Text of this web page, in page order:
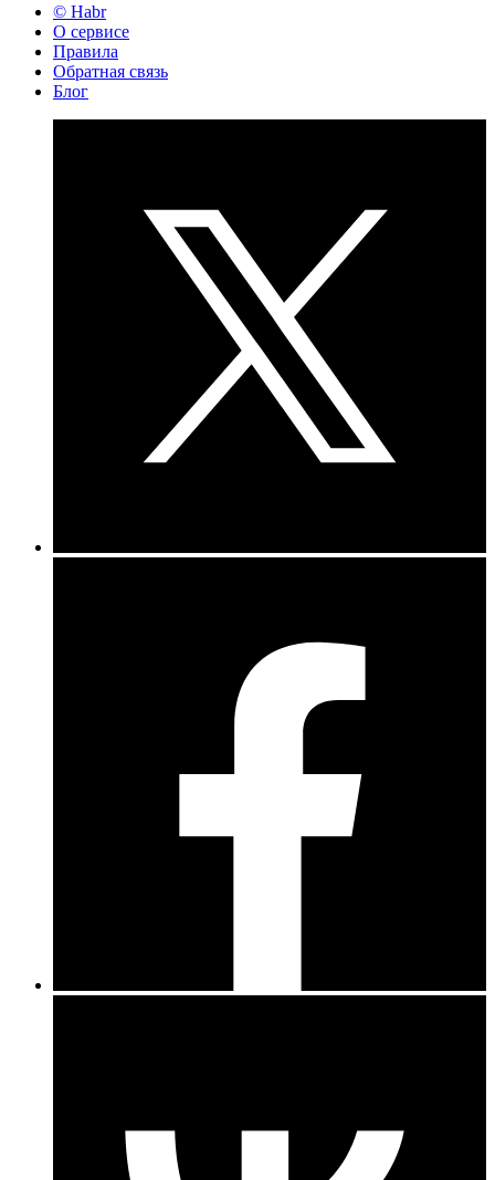
© Habr
О сервисе
Правила
Обратная связь
Блог